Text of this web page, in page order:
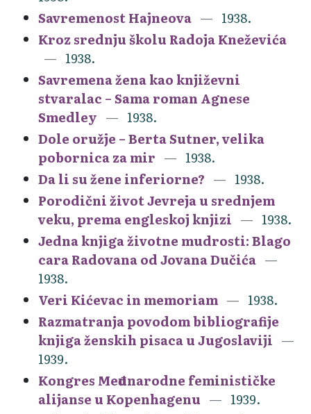
Savremenost Hajneova
1938.
Kroz srednju školu Radoja Kneževića
1938.
Savremena žena kao književni
stvaralac – Sama roman Agnese
Smedley
1938.
Dole oružje – Berta Sutner, velika
pobornica za mir
1938.
Da li su žene inferiorne?
1938.
Porodični život Jevreja u srednjem
veku, prema engleskoj knjizi
1938.
Jedna knjiga životne mudrosti: Blago
cara Radovana od Jovana Dučića
1938.
Veri Kićevac in memoriam
1938.
Razmatranja povodom bibliografije
knjiga ženskih pisaca u Jugoslaviji
1939.
Kongres Međunarodne feminističke
alijanse u Kopenhagenu
1939.